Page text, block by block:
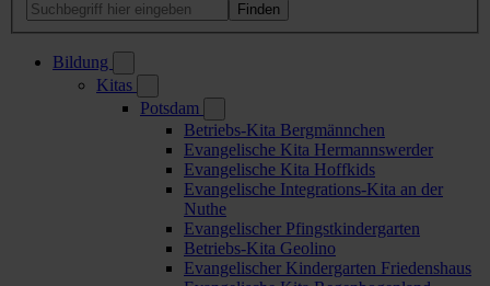
Bildung
Kitas
Potsdam
Betriebs-Kita Bergmännchen
Evangelische Kita Hermannswerder
Evangelische Kita Hoffkids
Evangelische Integrations-Kita an der
Nuthe
Evangelischer Pfingstkindergarten
Betriebs-Kita Geolino
Evangelischer Kindergarten Friedenshaus